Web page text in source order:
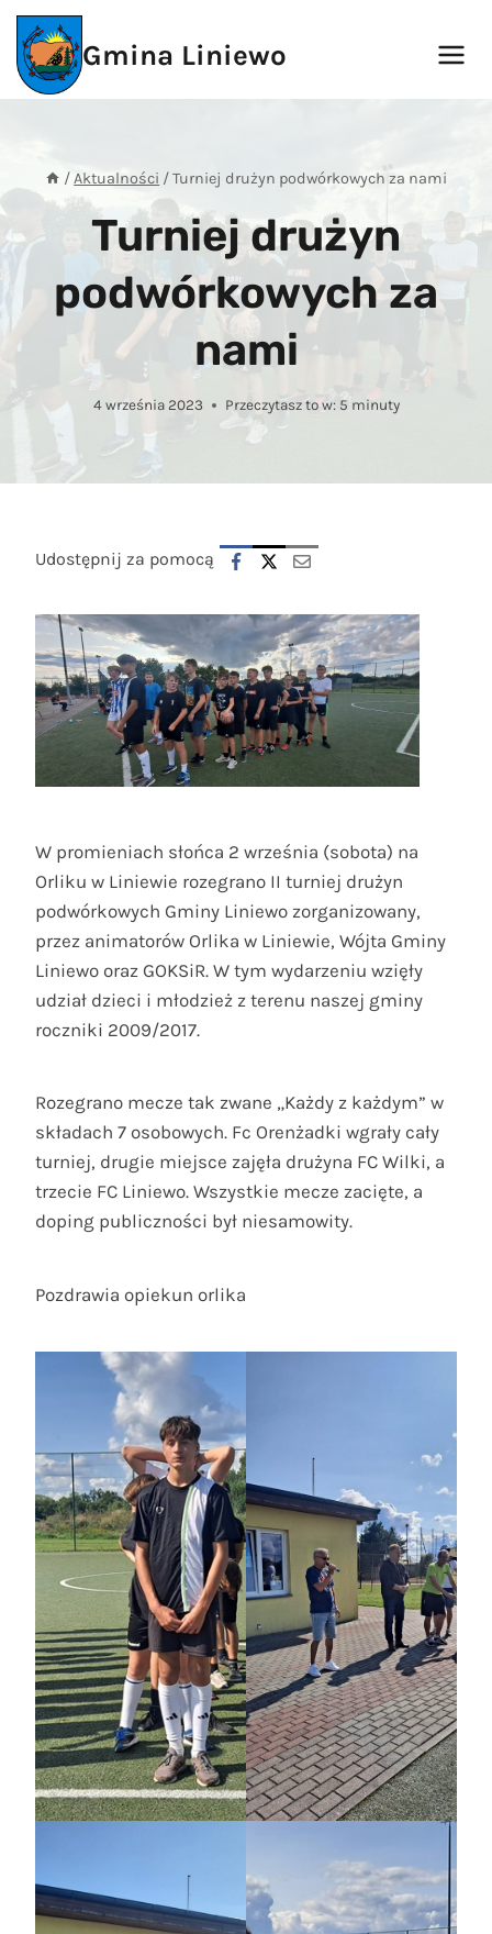
Przejdź
treści
Gmina Liniewo
/Aktualności /Turniej drużyn podwórkowych za nami
Turniej drużyn
podwórkowych za
nami
4 września 2023 Przeczytasz to w:5 minuty
Udostępnij za pomocą
W promieniach słońca 2 września (sobota) na
Orliku w Liniewie rozegrano II turniej drużyn
podwórkowych Gminy Liniewo zorganizowany,
przez animatorów Orlika w Liniewie, Wójta Gminy
Liniewo oraz GOKSiR. W tym wydarzeniu wzięły
udział dzieci i młodzież z terenu naszej gminy
roczniki 2009/2017.
Rozegrano mecze tak zwane „Każdy z każdym” w
składach 7 osobowych. Fc Orenżadki wgrały cały
turniej, drugie miejsce zajęła drużyna FC Wilki, a
trzecie FC Liniewo. Wszystkie mecze zacięte, a
doping publiczności był niesamowity.
Pozdrawia opiekun orlika